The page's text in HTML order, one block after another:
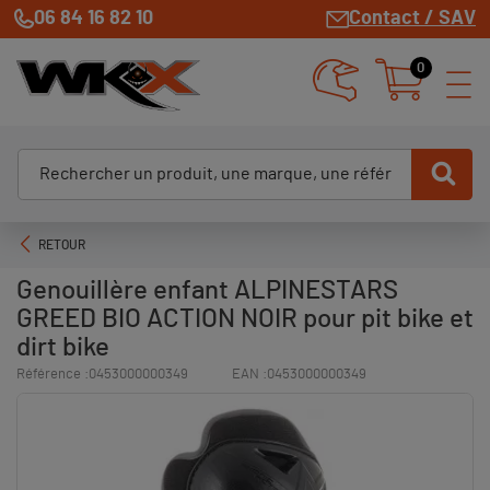
06 84 16 82 10 Contact / SAV
0
RETOUR
Genouillère enfant ALPINESTARS
GREED BIO ACTION NOIR pour pit bike et
dirt bike
Référence :0453000000349 EAN :0453000000349